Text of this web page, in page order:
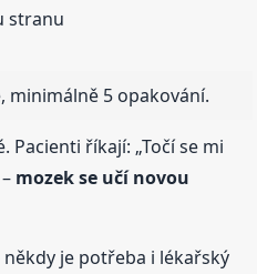
stranu
minimálně 5 opakování.
Pacienti říkají: „Točí se mi
mozek se učí novou
je potřeba i lékařský